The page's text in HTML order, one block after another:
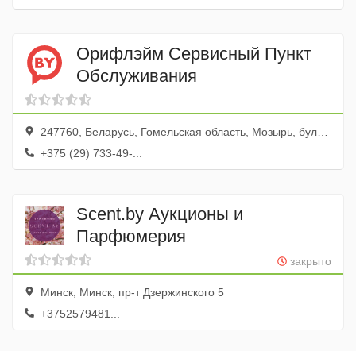
Орифлэйм Сервисный Пункт
Обслуживания
247760, Беларусь, Гомельская область, Мозырь, бульвар Юности, 39б, здание почты, эт. 2
+375 (29) 733-49-...
Scent.by Аукционы и
Парфюмерия
закрыто
Минск, Минск, пр-т Дзержинского 5
+3752579481...